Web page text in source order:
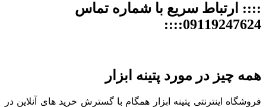
:::: ارتباط سریع با شماره تماس
09119247624::::
همه چیز در مورد پتینه ابزار
فروشگاه اینترنتی پتینه ابزار همگام با گسترش خرید های آنلاین در